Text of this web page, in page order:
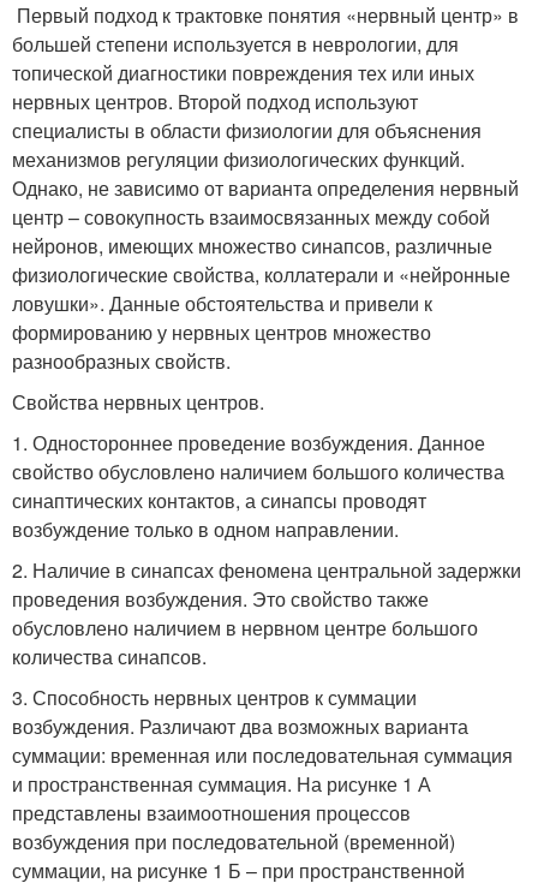
Первый подход к трактовке понятия «нервный центр» в
большей степени используется в неврологии, для
топической диагностики повреждения тех или иных
нервных центров. Второй подход используют
специалисты в области физиологии для объяснения
механизмов регуляции физиологических функций.
Однако, не зависимо от варианта определения нервный
центр – совокупность взаимосвязанных между собой
нейронов, имеющих множество синапсов, различные
физиологические свойства, коллатерали и «нейронные
ловушки». Данные обстоятельства и привели к
формированию у нервных центров множество
разнообразных свойств.
Свойства нервных центров.
1. Одностороннее проведение возбуждения. Данное
свойство обусловлено наличием большого количества
синаптических контактов, а синапсы проводят
возбуждение только в одном направлении.
2. Наличие в синапсах феномена центральной задержки
проведения возбуждения. Это свойство также
обусловлено наличием в нервном центре большого
количества синапсов.
3. Способность нервных центров к суммации
возбуждения. Различают два возможных варианта
суммации: временная или последовательная суммация
и пространственная суммация. На рисунке 1 А
представлены взаимоотношения процессов
возбуждения при последовательной (временной)
суммации, на рисунке 1 Б – при пространственной